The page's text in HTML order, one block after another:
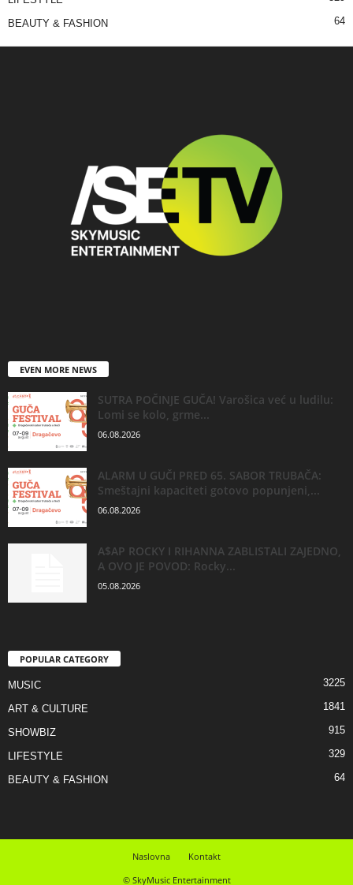
BEAUTY & FASHION 64
EVEN MORE NEWS
SUTRA POČINJE GUČA! Varošica već u ludilu:
Lomi se kolo, grme...
06.08.2026
ALARM U GUČI PRED 65. SABOR TRUBAČA:
Smeštajni kapaciteti gotovo popunjeni,...
06.08.2026
A$AP ROCKY I RIHANNA ZABLISTALI ZAJEDNO,
A OVO JE POVOD: Rocky...
05.08.2026
POPULAR CATEGORY
MUSIC 3225
ART & CULTURE 1841
SHOWBIZ 915
LIFESTYLE 329
BEAUTY & FASHION 64
Naslovna
Kontakt
© SkyMusic Entertainment